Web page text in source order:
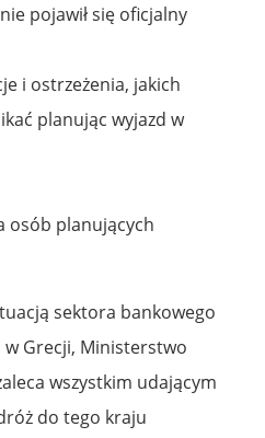
pojawił się oficjalny
i ostrzeżenia, jakich
planując wyjazd w
osób planujących
sektora bankowego
Grecji, Ministerstwo
wszystkim udającym
do tego kraju